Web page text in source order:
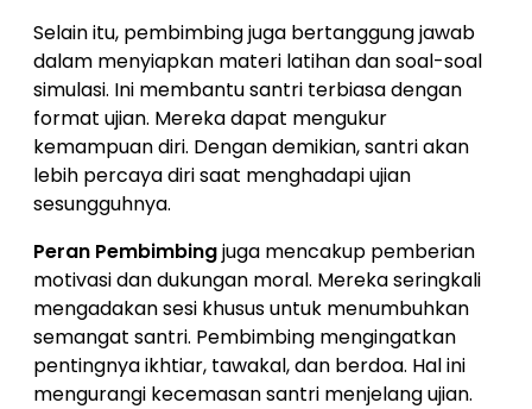
Selain itu, pembimbing juga bertanggung jawab
dalam menyiapkan materi latihan dan soal-soal
simulasi. Ini membantu santri terbiasa dengan
format ujian. Mereka dapat mengukur
kemampuan diri. Dengan demikian, santri akan
lebih percaya diri saat menghadapi ujian
sesungguhnya.
Peran Pembimbingjuga mencakup pemberian
motivasi dan dukungan moral. Mereka seringkali
mengadakan sesi khusus untuk menumbuhkan
semangat santri. Pembimbing mengingatkan
pentingnya ikhtiar, tawakal, dan berdoa. Hal ini
mengurangi kecemasan santri menjelang ujian.